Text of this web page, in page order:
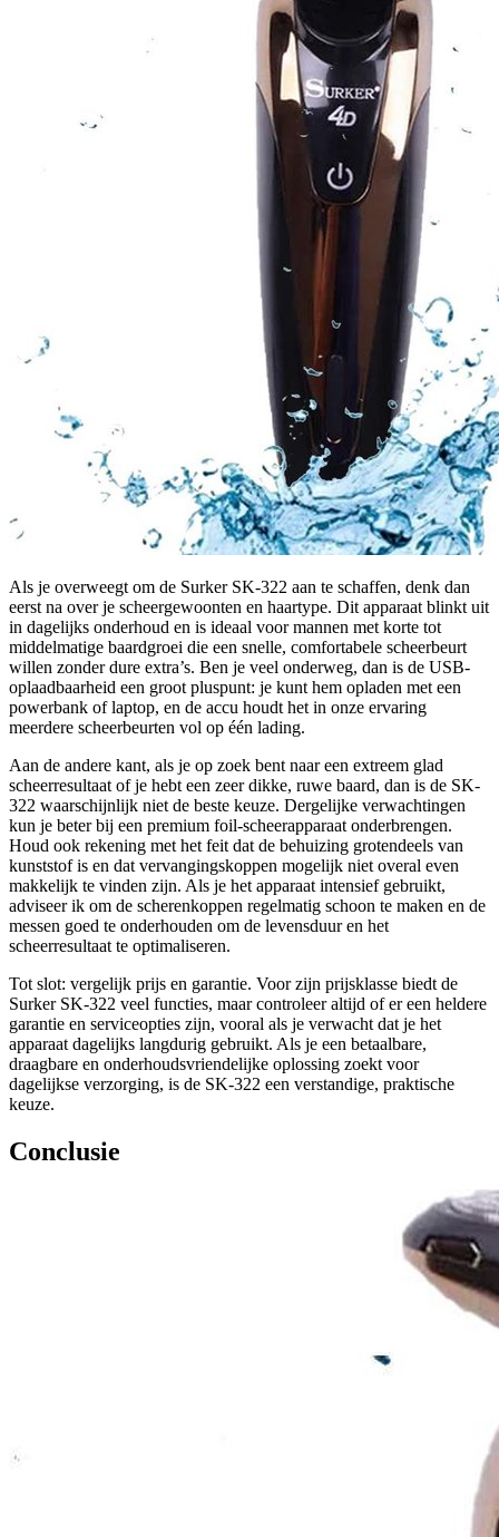
Als je overweegt om de Surker SK-322 aan te schaffen, denk dan
eerst na over je scheergewoonten en haartype. Dit apparaat blinkt uit
in dagelijks onderhoud en is ideaal voor mannen met korte tot
middelmatige baardgroei die een snelle, comfortabele scheerbeurt
willen zonder dure extra’s. Ben je veel onderweg, dan is de USB-
oplaadbaarheid een groot pluspunt: je kunt hem opladen met een
powerbank of laptop, en de accu houdt het in onze ervaring
meerdere scheerbeurten vol op één lading.
Aan de andere kant, als je op zoek bent naar een extreem glad
scheerresultaat of je hebt een zeer dikke, ruwe baard, dan is de SK-
322 waarschijnlijk niet de beste keuze. Dergelijke verwachtingen
kun je beter bij een premium foil-scheerapparaat onderbrengen.
Houd ook rekening met het feit dat de behuizing grotendeels van
kunststof is en dat vervangingskoppen mogelijk niet overal even
makkelijk te vinden zijn. Als je het apparaat intensief gebruikt,
adviseer ik om de scherenkoppen regelmatig schoon te maken en de
messen goed te onderhouden om de levensduur en het
scheerresultaat te optimaliseren.
Tot slot: vergelijk prijs en garantie. Voor zijn prijsklasse biedt de
Surker SK-322 veel functies, maar controleer altijd of er een heldere
garantie en serviceopties zijn, vooral als je verwacht dat je het
apparaat dagelijks langdurig gebruikt. Als je een betaalbare,
draagbare en onderhoudsvriendelijke oplossing zoekt voor
dagelijkse verzorging, is de SK-322 een verstandige, praktische
keuze.
Conclusie